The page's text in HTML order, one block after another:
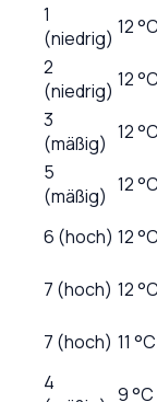
1
(niedrig) 12
2
(niedrig) 12
3
(mäßig) 12
5
(mäßig) 12
6 (hoch) 12
7 (hoch) 12
7 (hoch) 11 °C
4
9 °C